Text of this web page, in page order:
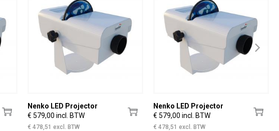
Nenko LED Projector
€ 579,00 incl. BTW
€ 478,51 excl. BTW
Nenko LED Projector
€ 579,00 incl. BTW
€ 478,51 excl. BTW